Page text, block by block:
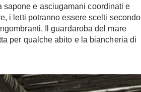
sapone e asciugamani coordinati e
i letti potranno essere scelti secondo
Il guardaroba del mare
per qualche abito e la biancheria di